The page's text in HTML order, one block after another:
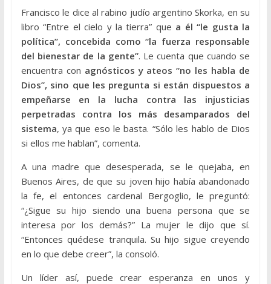
Francisco le dice al rabino judío argentino Skorka, en su
libro “Entre el cielo y la tierra” que a él “le gusta la
política”, concebida como “la fuerza responsable
del bienestar de la gente”. Le cuenta que cuando se
encuentra con agnósticos y ateos “no les habla de
Dios”, sino que les pregunta si están dispuestos a
empeñarse en la lucha contra las injusticias
perpetradas contra los más desamparados del
sistema, ya que eso le basta. “Sólo les hablo de Dios
si ellos me hablan”, comenta.
A una madre que desesperada, se le quejaba, en
Buenos Aires, de que su joven hijo había abandonado
la fe, el entonces cardenal Bergoglio, le preguntó:
“¿Sigue su hijo siendo una buena persona que se
interesa por los demás?” La mujer le dijo que sí.
“Entonces quédese tranquila. Su hijo sigue creyendo
en lo que debe creer”, la consoló.
Un líder así, puede crear esperanza en unos y